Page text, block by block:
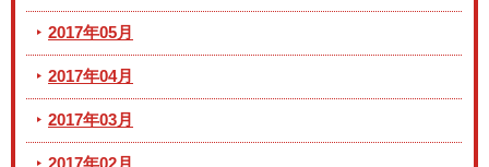
2017年05月
2017年04月
2017年03月